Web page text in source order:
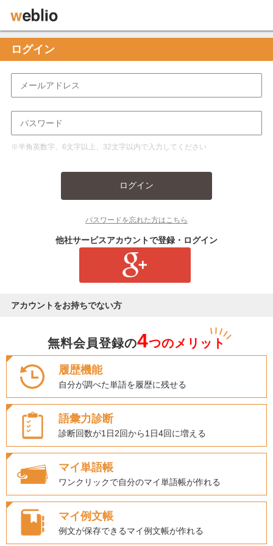
ログイン
※半角英数字、6文字以上、32文字以内で入力してください
ログイン
パスワードを忘れた方はこちら
他社サービスアカウントで登録・ログイン
アカウントをお持ちでない方
無料会員登録の4つのメリット
履歴機能
自分が調べた単語を履歴に残せる
語彙力診断
診断回数が1日2回から1日4回に増える
マイ単語帳
ワンクリックで自分のマイ単語帳が作れる
マイ例文帳
例文が保存できるマイ例文帳が作れる